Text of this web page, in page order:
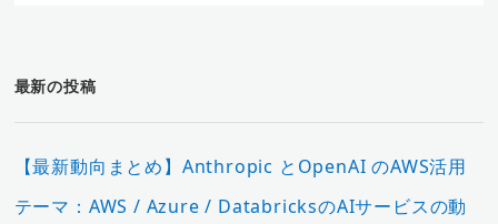
最新の投稿
【最新動向まとめ】Anthropic とOpenAI のAWS活用
テーマ：AWS / Azure / DatabricksのAIサービスの動